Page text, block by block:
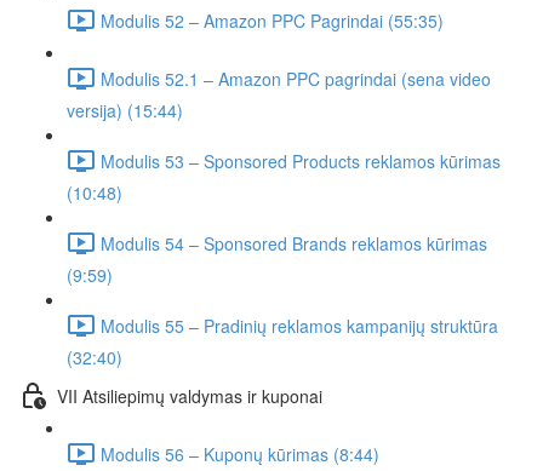
Modulis 52 – Amazon PPC Pagrindai (55:35)
Modulis 52.1 – Amazon PPC pagrindai (sena video
versija) (15:44)
Modulis 53 – Sponsored Products reklamos kūrimas
(10:48)
Modulis 54 – Sponsored Brands reklamos kūrimas
(9:59)
Modulis 55 – Pradinių reklamos kampanijų struktūra
(32:40)
VII Atsiliepimų valdymas ir kuponai
Modulis 56 – Kuponų kūrimas (8:44)